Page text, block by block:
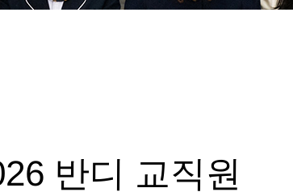
반디 교직원